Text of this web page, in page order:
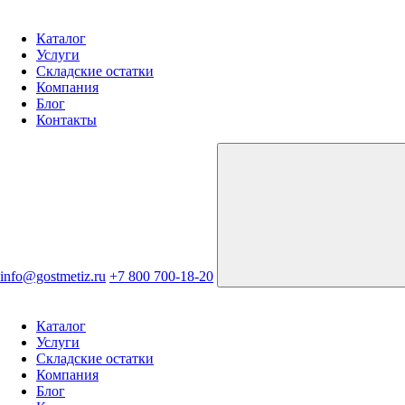
Каталог
Услуги
Складские остатки
Компания
Блог
Контакты
info@gostmetiz.ru +7 800 700-18-20
Каталог
Услуги
Складские остатки
Компания
Блог